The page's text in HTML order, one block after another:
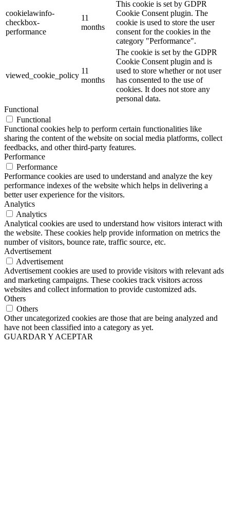
cookielawinfo-
checkbox-
performance
11
months
This cookie is set by GDPR
Cookie Consent plugin. The
cookie is used to store the user
consent for the cookies in the
category "Performance".
viewed_cookie_policy
11
months
The cookie is set by the GDPR
Cookie Consent plugin and is
used to store whether or not user
has consented to the use of
cookies. It does not store any
personal data.
Functional
Functional
Functional cookies help to perform certain functionalities like
sharing the content of the website on social media platforms, collect
feedbacks, and other third-party features.
Performance
Performance
Performance cookies are used to understand and analyze the key
performance indexes of the website which helps in delivering a
better user experience for the visitors.
Analytics
Analytics
Analytical cookies are used to understand how visitors interact with
the website. These cookies help provide information on metrics the
number of visitors, bounce rate, traffic source, etc.
Advertisement
Advertisement
Advertisement cookies are used to provide visitors with relevant ads
and marketing campaigns. These cookies track visitors across
websites and collect information to provide customized ads.
Others
Others
Other uncategorized cookies are those that are being analyzed and
have not been classified into a category as yet.
GUARDAR Y ACEPTAR